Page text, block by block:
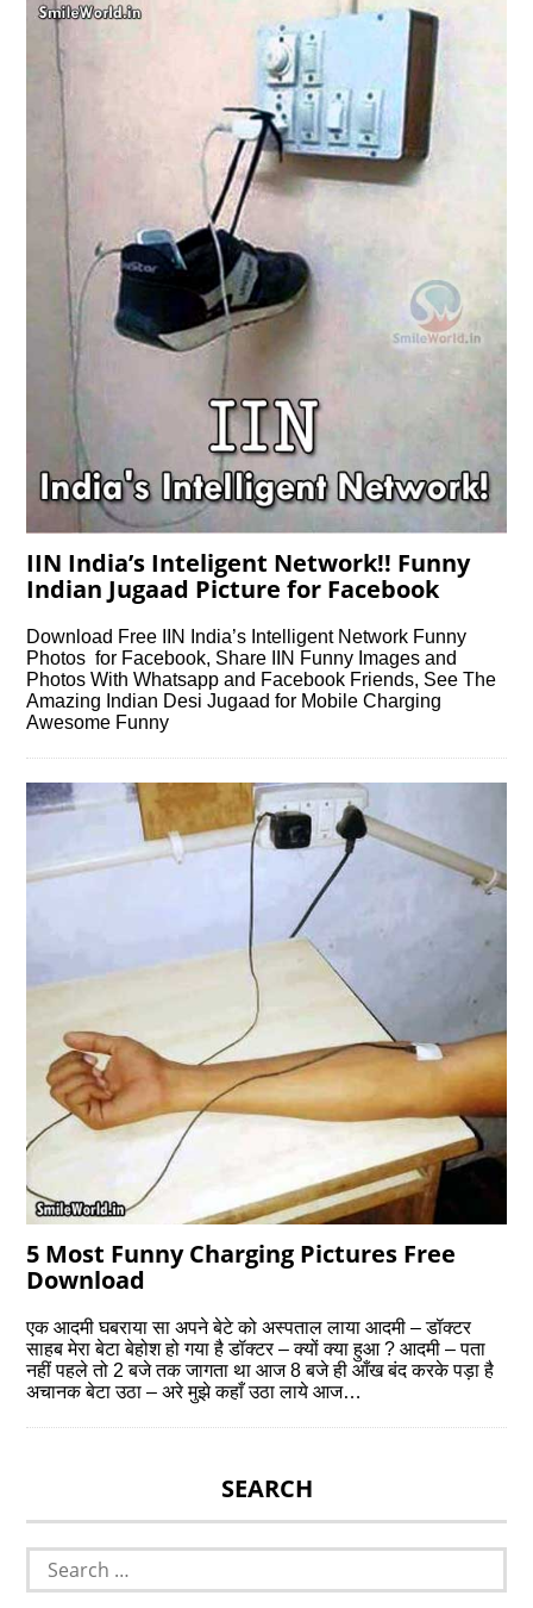
IIN India’s Inteligent Network!! Funny
Indian Jugaad Picture for Facebook
Download Free IIN India’s Intelligent Network Funny
Photos for Facebook, Share IIN Funny Images and
Photos With Whatsapp and Facebook Friends, See The
Amazing Indian Desi Jugaad for Mobile Charging
Awesome Funny
5 Most Funny Charging Pictures Free
Download
एक आदमी घबराया सा अपने बेटे को अस्पताल लाया आदमी – डॉक्टर
साहब मेरा बेटा बेहोश हो गया है डॉक्टर – क्यों क्या हुआ ? आदमी – पता
नहीं पहले तो 2 बजे तक जागता था आज 8 बजे ही आँख बंद करके पड़ा है
अचानक बेटा उठा – अरे मुझे कहाँ उठा लाये आज…
SEARCH
Search
for: